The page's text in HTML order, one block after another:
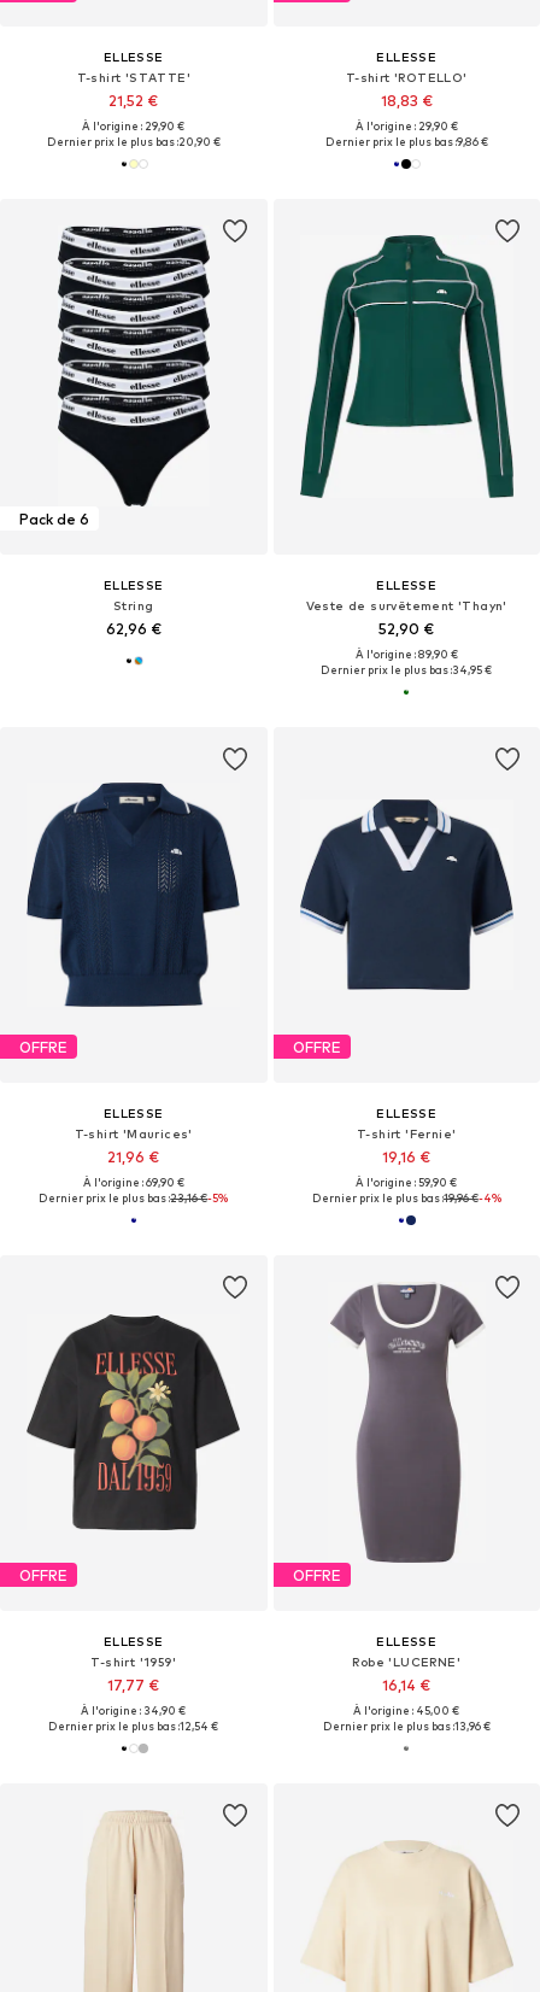
ELLESSE
T-shirt 'STATTE'
21,52 €
À l'origine : 29,90 €
Dernier prix le plus bas :20,90 €
ELLESSE
T-shirt 'ROTELLO'
18,83 €
À l'origine : 29,90 €
Dernier prix le plus bas :9,86 €
Pack de 6
ELLESSE
String
62,96 €
ELLESSE
Veste de survêtement 'Thayn'
52,90 €
À l'origine : 89,90 €
Dernier prix le plus bas :34,95 €
OFFRE
ELLESSE
T-shirt 'Maurices'
21,96 €
À l'origine : 69,90 €
Dernier prix le plus bas :23,16 €-5%
OFFRE
ELLESSE
T-shirt 'Fernie'
19,16 €
À l'origine : 59,90 €
Dernier prix le plus bas :19,96 €-4%
OFFRE
ELLESSE
T-shirt '1959'
17,77 €
À l'origine : 34,90 €
Dernier prix le plus bas :12,54 €
OFFRE
ELLESSE
Robe 'LUCERNE'
16,14 €
À l'origine : 45,00 €
Dernier prix le plus bas :13,96 €